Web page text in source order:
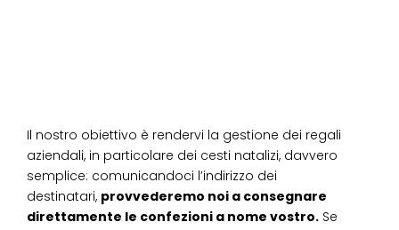
Il nostro obiettivo è rendervi la gestione dei regali
aziendali, in particolare dei cesti natalizi, davvero
semplice: comunicandoci l’indirizzo dei
destinatari, provvederemo noi a consegnare
direttamente le confezioni a nome vostro. Se